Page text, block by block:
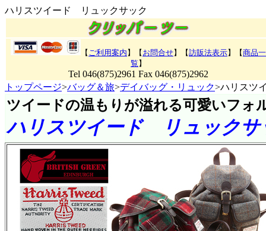
ハリスツイード リュックサック
【 ご利用案内 】【 お問合せ】【訪販法表示】 【商品一
覧 】
Tel 046(875)2961 Fax 046(875)2962
トップページ>バッグ＆旅>デイバッグ・リュック>ハリスツ
ツイードの温もりが溢れる可愛いフォ
ハリスツイード リュックサ